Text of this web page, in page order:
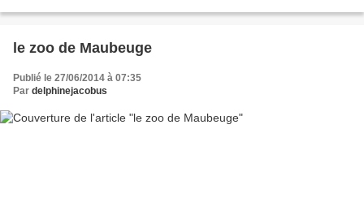
le zoo de Maubeuge
Publié le 27/06/2014 à 07:35
Par delphinejacobus